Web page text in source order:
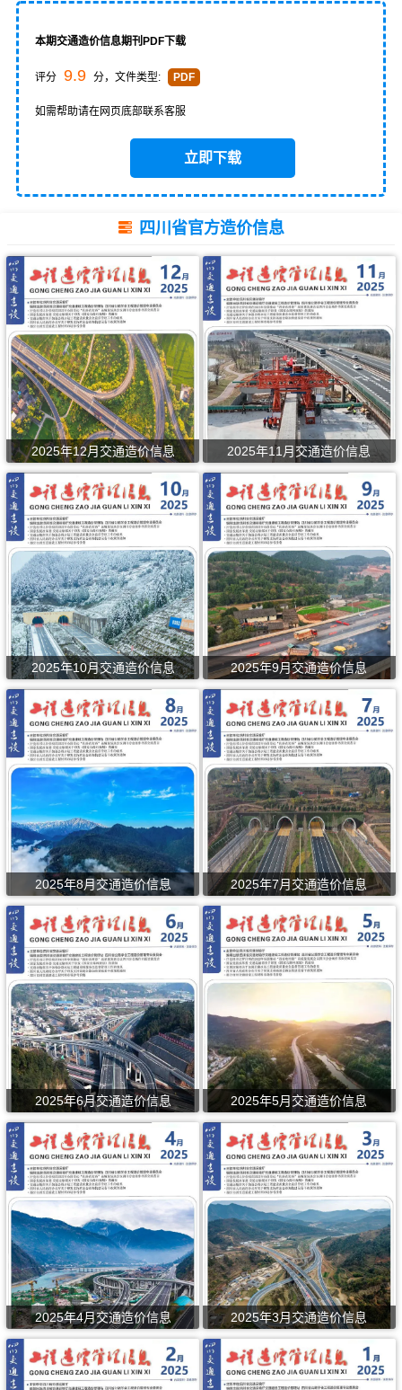
本期交通造价信息期刊PDF下载
评分 9.9 分，文件类型: PDF
如需帮助请在网页底部联系客服
立即下载
四川省官方造价信息
2025年12月交通造价信息 2025年11月交通造价信息
2025年10月交通造价信息 2025年9月交通造价信息
2025年8月交通造价信息 2025年7月交通造价信息
2025年6月交通造价信息 2025年5月交通造价信息
2025年4月交通造价信息 2025年3月交通造价信息